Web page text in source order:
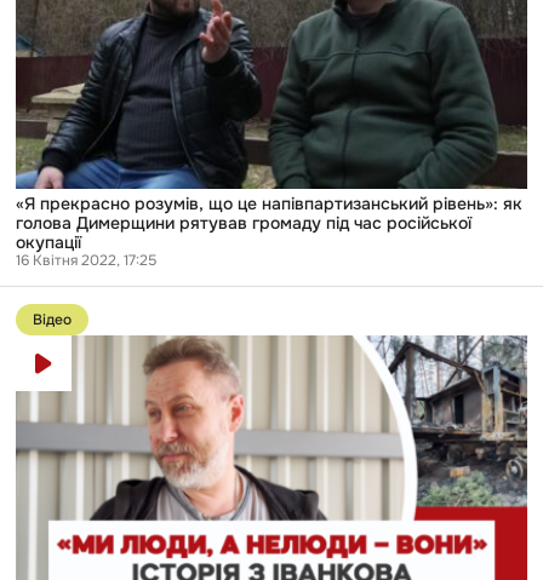
голова
Димерщини
рятував
громаду
час
російської
окупації
«Я прекрасно розумів, що це напівпартизанський рівень»: як
голова Димерщини рятував громаду під час російської
окупації
16 Квітня 2022, 17:25
Перейти
до
публікації
Оперувати
дулом
селище
Іванків
окупацію
Відео